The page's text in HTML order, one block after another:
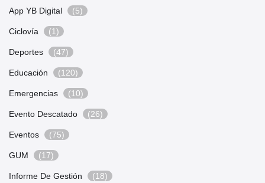
App YB Digital (5)
Ciclovía (1)
Deportes (47)
Educación (120)
Emergencias (10)
Evento Descatado (26)
Eventos (75)
GUM (17)
Informe De Gestión (18)